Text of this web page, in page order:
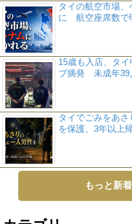
タイの航空市場
に 航空座席数で
15歳も入店、タ
ブ摘発 未成年39
タイでごみをあ
を保護、3年以上
もっと新